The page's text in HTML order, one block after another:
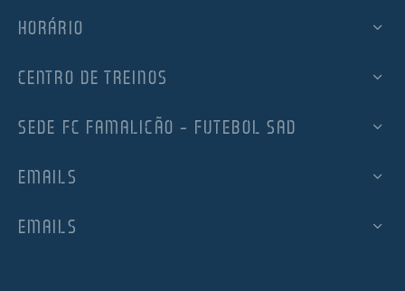
HORÁRIO
CENTRO DE TREINOS
SEDE FC FAMALICÃO – FUTEBOL SAD
EMAILS
EMAILS